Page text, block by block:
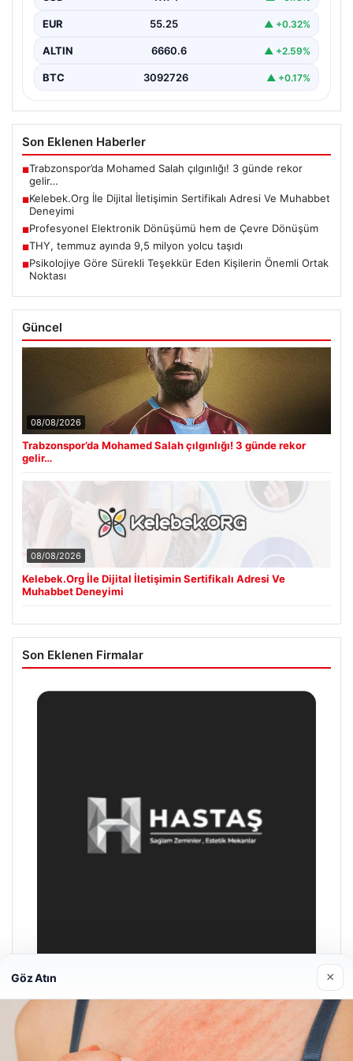
Son Eklenen Haberler
■ Kelebek.Org İle Dijital İletişimin Sertifikalı Adresi Ve Muhabbet
Deneyimi
■Profesyonel Elektronik Dönüşümü hem de Çevre Dönüşüm
THY, temmuz ayında 9,5 milyon yolcu taşıdı
■Psikolojiye Göre Sürekli Teşekkür Eden Kişilerin Önemli Ortak
Noktası
Güncel
Trabzonspor’da Mohamed Salah çılgınlığı! 3 günde rekor
08/08/2026
Kelebek.Org İle Dijital İletişimin Sertifikalı Adresi Ve
Muhabbet Deneyimi
Son Eklenen Firmalar
Göz Atın ×